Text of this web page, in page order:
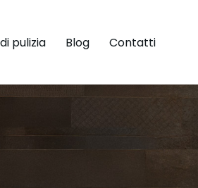
pulizia Blog Contatti